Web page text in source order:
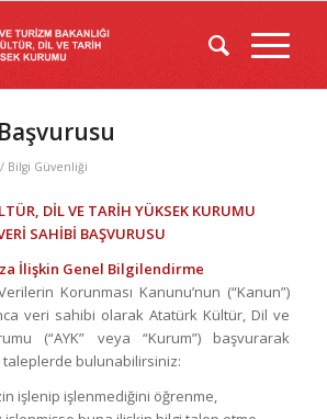
Bilgi Güvenliği
DİL VE TARİH YÜKSEK KURUMU
SAHİBİ BAŞVURUSU
İlişkin Genel Bilgilendirme
Korunması Kanunu’nun (“Kanun”)
veri sahibi olarak Atatürk Kültür, Dil ve
(“AYK” veya “Kurum”) başvurarak
taleplerde bulunabilirsiniz:
işlenip işlenmediğini öğrenme,